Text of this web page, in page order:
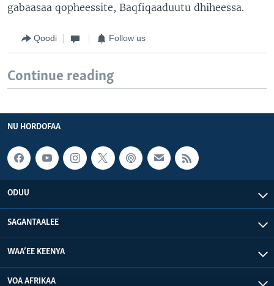
gabaasaa qopheessite, Baqfiqaaduutu dhiheessa.
Qoodi Follow us
Continue reading
NU HORDOFAA
ODUU
SAGANTAALEE
WAA’EE KEENYA
VOA AFRIKAA